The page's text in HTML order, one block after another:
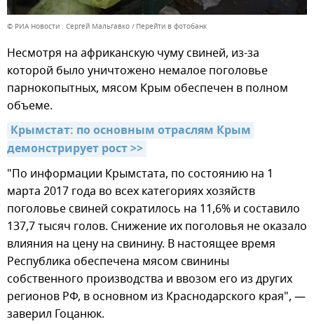
© РИА Новости . Сергей Мальгавко Перейти в фотобанк
Несмотря на африканскую чуму свиней, из-за
которой было уничтожено немалое поголовье
парнокопытных, мясом Крым обеспечен в полном
объеме.
Крымстат: по основным отраслям Крым
демонстрирует рост >>
"По информации Крымстата, по состоянию на 1
марта 2017 года во всех категориях хозяйств
поголовье свиней сократилось на 11,6% и составило
137,7 тысяч голов. Снижение их поголовья не оказало
влияния на цену на свинину. В настоящее время
Республика обеспечена мясом свинины
собственного производства и ввозом его из других
регионов РФ, в основном из Краснодарского края", —
заверил Гоцанюк.